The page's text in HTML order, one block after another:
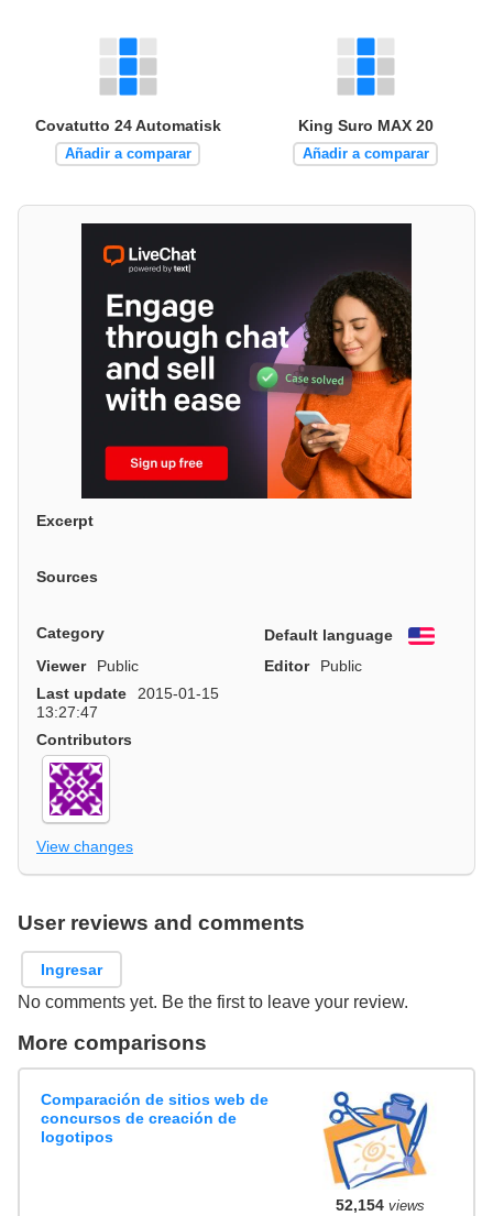
Covatutto 24 Automatisk
Añadir a comparar
King Suro MAX 20
Añadir a comparar
Excerpt
Sources
Category Default language
English
Viewer
Public Editor
Public
Last update
2015-01-15
13:27:47
Contributors
View changes
User reviews and comments
Ingresar
No comments yet. Be the first to leave your review.
More comparisons
Comparación de sitios web de
concursos de creación de
logotipos
52,154views